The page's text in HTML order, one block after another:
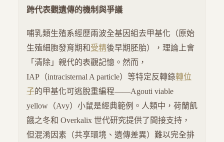
跨代表觀遺傳的機制與爭議
哺乳類生殖系經歷兩波全基因組去甲基化（原始
生殖細胞發育期和受精後早期胚胎），理論上會
「清除」親代的表觀記憶。然而，
IAP（intracisternal A particle）等特定反轉錄轉位
子的甲基化可逃脫重編程——Agouti viable
yellow（Avy）小鼠是經典範例。人類中，荷蘭飢
餓之冬和 Overkalix 世代研究提供了間接支持，
但混淆因素（共享環境、遺傳差異）難以完全排